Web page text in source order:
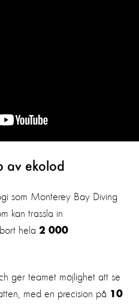
av ekolod
som Monterey Bay Diving
kan trassla in
hela 2 000
ger teamet möjlighet att se
med en precision på 10